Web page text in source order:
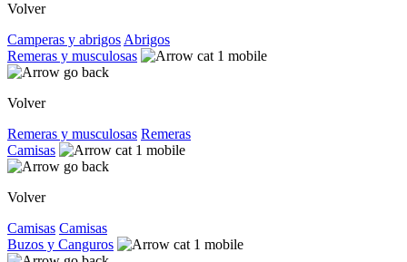
Volver
Camperas y abrigos Abrigos
Remeras y musculosas
Volver
Remeras y musculosas Remeras
Camisas
Volver
Camisas Camisas
Buzos y Canguros